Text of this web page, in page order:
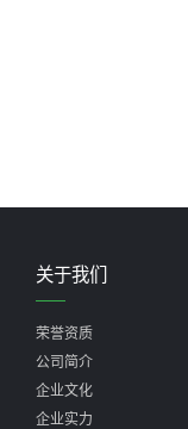
关于我们
荣誉资质
公司简介
企业文化
企业实力